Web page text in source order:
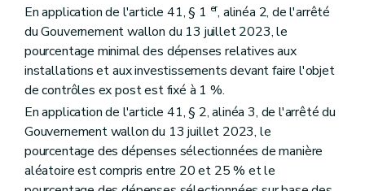
En application de l'article 41, § 1 er, alinéa 2, de l'arrêté
du Gouvernement wallon du 13 juillet 2023, le
pourcentage minimal des dépenses relatives aux
installations et aux investissements devant faire l'objet
de contrôles ex post est fixé à 1 %.
En application de l'article 41, § 2, alinéa 3, de l'arrêté du
Gouvernement wallon du 13 juillet 2023, le
pourcentage des dépenses sélectionnées de manière
aléatoire est compris entre 20 et 25 % et le